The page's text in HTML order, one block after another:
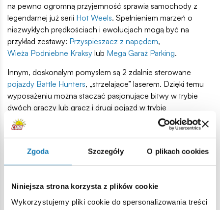
Zgoda Szczegóły O plikach cookies
Niniejsza strona korzysta z plików cookie
Wykorzystujemy pliki cookie do spersonalizowania treści
na pewno ogromną przyjemność sprawią samochody z
legendarnej już serii Hot Weels. Spełnieniem marzeń o
niezwykłych prędkościach i ewolucjach mogą być na
przykład zestawy: Przyspieszacz z napędem,
Wieża Podniebne Kraksy lub Mega Garaż Parking.
Innym, doskonałym pomysłem są 2 zdalnie sterowane
pojazdy Battle Hunters, „strzelające” laserem. Dzięki temu
wyposażeniu można staczać pasjonujące bitwy w trybie
dwóch graczy lub gracz i drugi pojazd w trybie
autonomicznym.
Zabawy akcji czyli więcej radości
i ruchu
każdym wieku. Wśród zabawek, które na pewno skłonią
dzieci do takiej aktywności, warto zwrócić uwagę na